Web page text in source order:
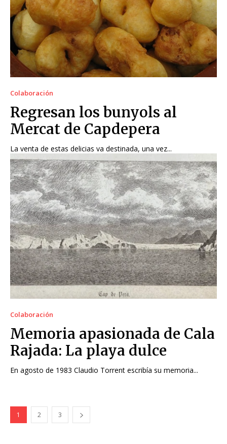
Colaboración
Regresan los bunyols al
Mercat de Capdepera
La venta de estas delicias va destinada, una vez...
Colaboración
Memoria apasionada de Cala
Rajada: La playa dulce
En agosto de 1983 Claudio Torrent escribía su memoria...
1 2 3